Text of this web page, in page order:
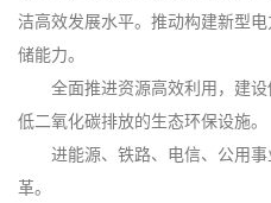
洁高效发展水平。推动构建新型
储能力。
全面推进资源高效利用，建
低二氧化碳排放的生态环保设施。
进能源、铁路、电信、公用
革。